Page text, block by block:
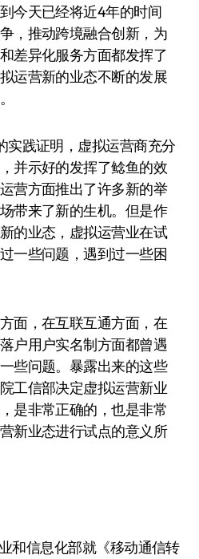
今天已经将近4年的时间
，推动跨境融合创新，为
差异化服务方面都发挥了
运营新的业态不断的发展
实践证明，虚拟运营商充分
并示好的发挥了鲶鱼的效
营方面推出了许多新的举
带来了新的生机。但是作
的业态，虚拟运营业在试
一些问题，遇到过一些困
面，在互联互通方面，在
户用户实名制方面都曾遇
些问题。暴露出来的这些
工信部决定虚拟运营新业
是非常正确的，也是非常
新业态进行试点的意义所
和信息化部就《移动通信转